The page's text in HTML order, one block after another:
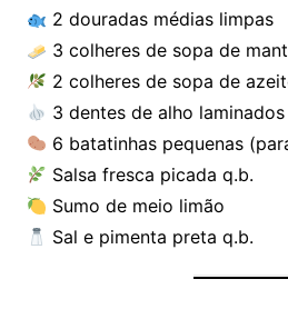
2 douradas médias limpas
3 colheres de sopa de
2 colheres de sopa de
3 dentes de alho laminados
6 batatinhas pequenas
Salsa fresca picada q.b.
Sumo de meio limão
Sal e pimenta preta q.b.